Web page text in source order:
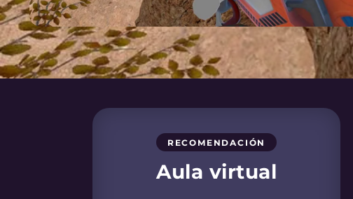
RECOMENDACIÓN
Aula virtual